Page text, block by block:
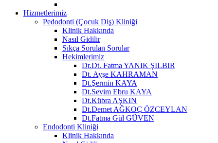
Hizmetlerimiz
Pedodonti (Çocuk Diş) Kliniği
Klinik Hakkında
Nasıl Gidilir
Sıkça Sorulan Sorular
Hekimlerimiz
Dr.Dt. Fatma YANIK ŞILBIR
Dt. Ayşe KAHRAMAN
Dt.Şermin KAYA
Dt.Sevim Ebru KAYA
Dt.Kübra AŞKIN
Dt.Demet AĞKOÇ ÖZCEYLAN
Dt.Fatma Gül GÜVEN
Endodonti Kliniği
Klinik Hakkında